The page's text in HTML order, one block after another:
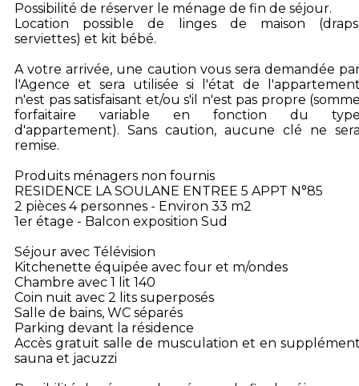
Possibilité de réserver le ménage de fin de séjour.
Location possible de linges de maison
serviettes) et kit bébé.
A votre arrivée, une caution vous sera demandée
l'Agence et sera utilisée si l'état de
n'est pas satisfaisant et/ou s'il n'est pas propre
forfaitaire variable en fonction du
d'appartement). Sans caution, aucune clé ne
remise.
Produits ménagers non fournis
RESIDENCE LA SOULANE ENTREE 5 APPT N°85
2 pièces 4 personnes - Environ 33 m2
1er étage - Balcon exposition Sud
Séjour avec Télévision
Kitchenette équipée avec four et m/ondes
Chambre avec 1 lit 140
Coin nuit avec 2 lits superposés
Salle de bains, WC séparés
Parking devant la résidence
Accès gratuit salle de musculation et en
sauna et jacuzzi